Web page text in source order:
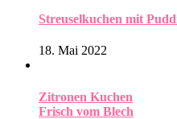
Streuselkuchen mit
18. Mai 2022
Zitronen Kuchen
Frisch vom Blech